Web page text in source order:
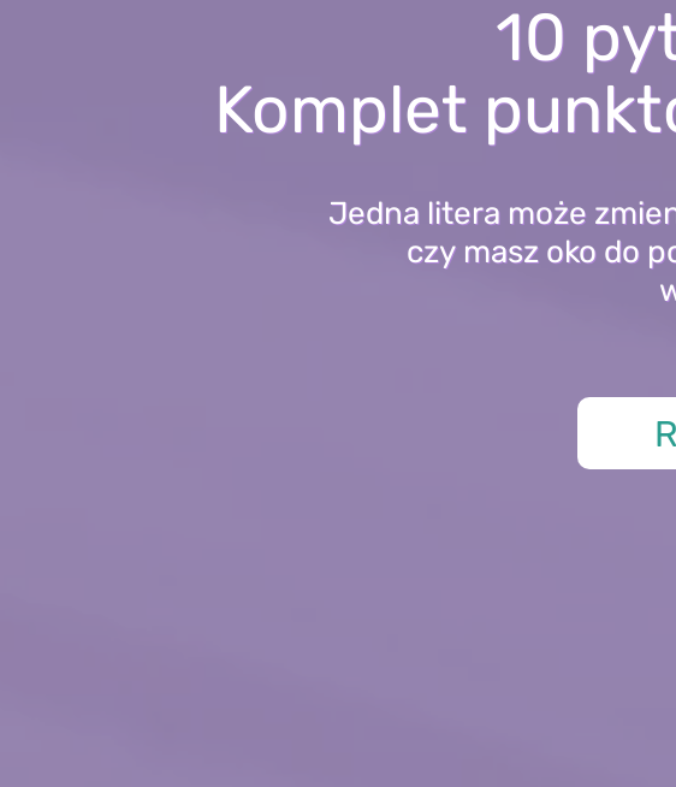
10
Komplet
Jedna litera może
czy masz oko do